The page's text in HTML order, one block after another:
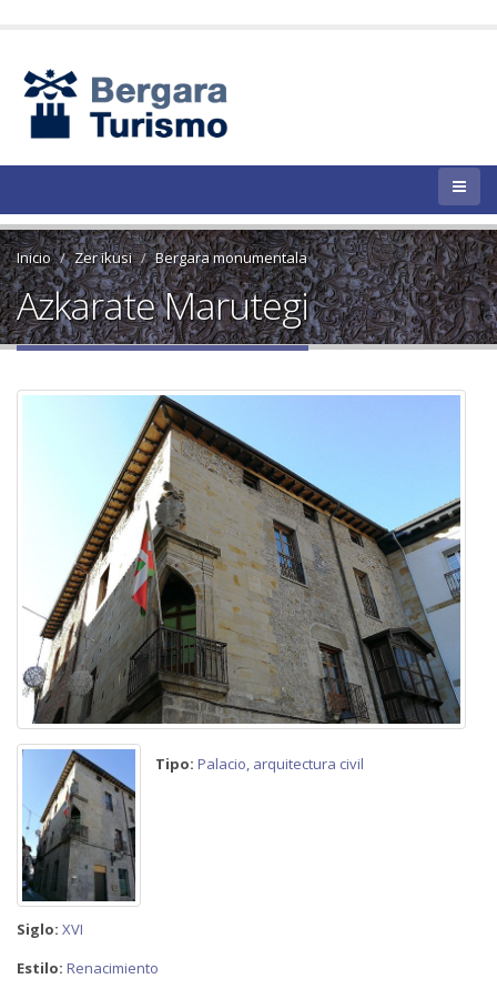
Inicio Zer ikusi Bergara monumentala
Azkarate Marutegi
Tipo: Palacio, arquitectura civil
Siglo: XVI
Estilo: Renacimiento